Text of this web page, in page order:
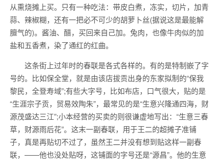
从熏烧摊上买。只有一种吃法：带皮白煮，冻实，切片，加青
蒜、辣椒糊，还有一把必不可少的胡萝卜丝(据说这是最能解
膻气的)。酱油、醋，买回来自己加。兔肉，也像牛肉似的加
盐和五香煮，染了通红的红曲。
这条街上过年时的春联是各式各样的。有的是特制嵌了字
号的。比如保全堂，就是由该店拔贡出身的东家拟制的“保我
黎民，全登寿域”;有些大字号，比如布店，口气很大，贴的是
“生涯宗子贡，贸易效陶朱”，最常见的是“生意兴隆通四海，财
源茂盛达三江”;小本经营的买卖的则很谦虚地写出：“生意三春
草，财源雨后花”。这末一副春联，用于王二的超摊子准铺
子，真是再贴切不过了，虽然王二并没有想到贴这样一副春
联，——他也没处贴呀，这铺面的字号还是“源昌”。他的生意